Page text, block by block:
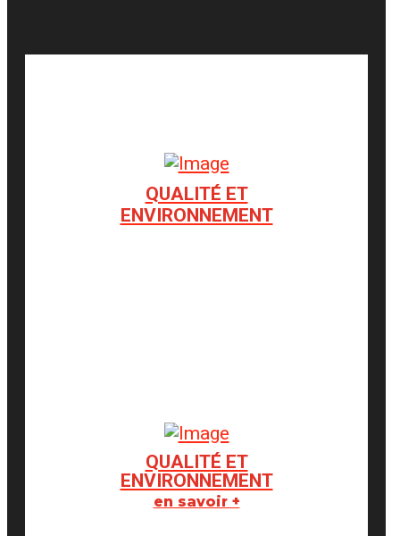
QUALITÉ ET
ENVIRONNEMENT
QUALITÉ ET
ENVIRONNEMENT
en savoir +